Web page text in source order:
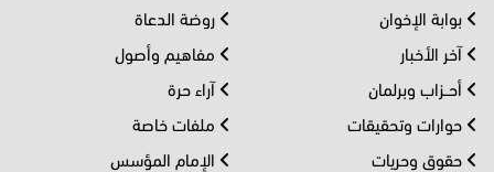
بوابة الإخوان
آخر الأخبار
أحــزاب وبرلمان
حوارات وتحقيقات
حقوق وحريات
روضة الدعاة
مفاهيم وأصول
آراء حرة
ملفات خاصة
الإمام المؤسس